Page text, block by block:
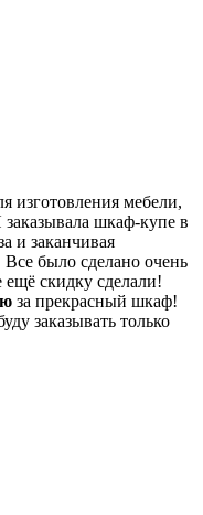
изготовления мебели,
шкаф-купе в
и заканчивая
было сделано очень
скидку сделали!
за прекрасный шкаф!
заказывать только